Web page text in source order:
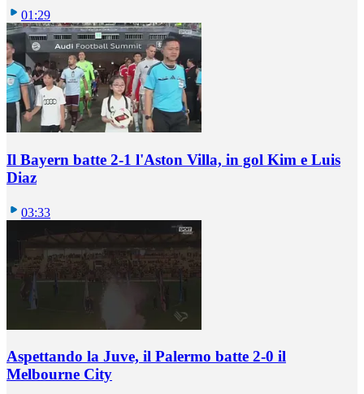
01:29
Il Bayern batte 2-1 l'Aston Villa, in gol Kim e Luis
Diaz
03:33
Aspettando la Juve, il Palermo batte 2-0 il
Melbourne City